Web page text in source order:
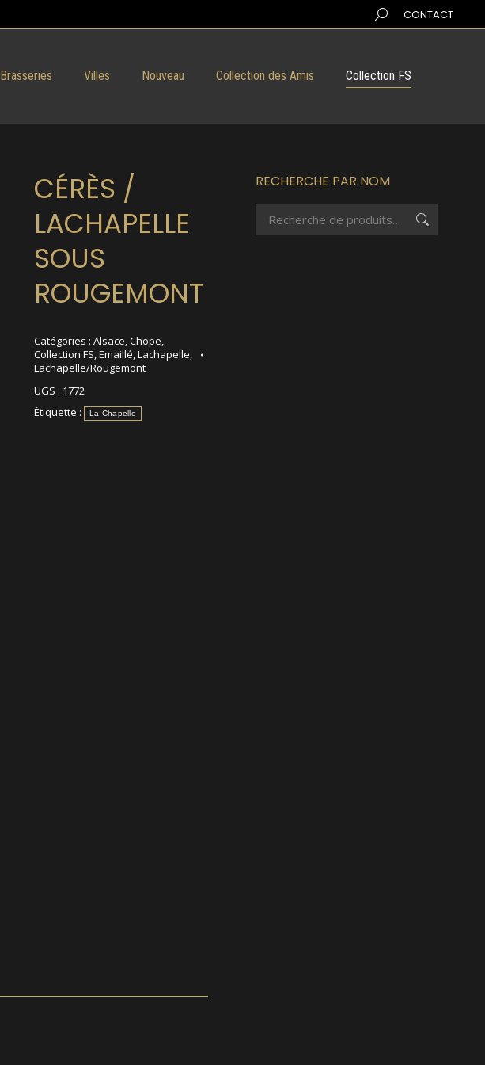
Search:CONTACT
Brasseries Villes Nouveau Collection des Amis Collection FS
CÉRÈS /
LACHAPELLE
SOUS
ROUGEMONT
Catégories : Alsace,Chope,
Collection FS,Emaillé,Lachapelle,
Lachapelle/Rougemont
UGS : 1772
Étiquette :
La Chapelle
RECHERCHE PAR NOM